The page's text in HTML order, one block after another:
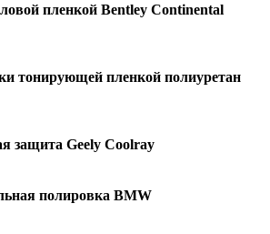
пленкой Bentley Continental
тонирующей пленкой полиуретан
защита Geely Coolray
полировка BMW